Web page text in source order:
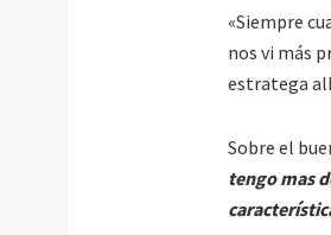
«Siempre
nos vi más
estratega
Sobre el
tengo mas